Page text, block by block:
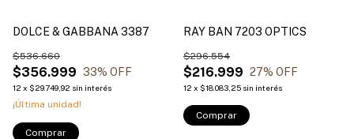
DOLCE & GABBANA 3387
$356.999
$536.660
33% OFF
12 x $29.749,92 sin interés
¡Última unidad!
Comprar
RAY BAN 7203 OPTICS
$216.999
$296.554
27% OFF
12 x $18.083,25 sin interés
Comprar